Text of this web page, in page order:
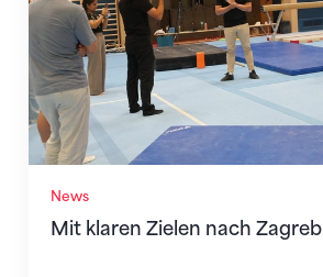
News
Mit klaren Zielen nach Zagreb